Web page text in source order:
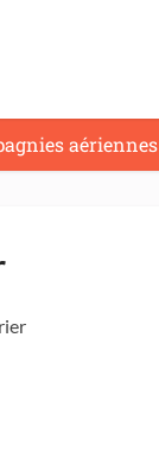
aériennes